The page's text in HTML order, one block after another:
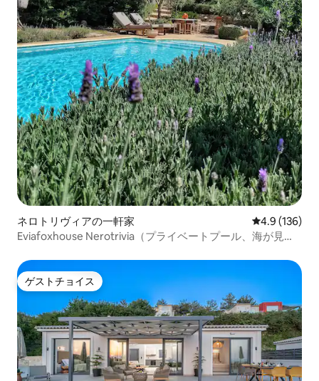
ネロトリヴィアの一軒家 レビュー136
4.9 (136)
Eviafoxhouse Nerotrivia（プライベートプール、海が見え
ゲストチョイス
ゲストチョイス